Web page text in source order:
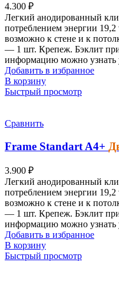
4.300 ₽
Легкий анодированный
потреблением энергии
возможно к стене и к
— 1 шт. Крепеж. Бэклит
информацию можно узнать
Добавить в избранное
В корзину
Быстрый просмотр
Сравнить
Frame Standart A4+
3.900 ₽
Легкий анодированный
потреблением энергии
возможно к стене и к
— 1 шт. Крепеж. Бэклит
информацию можно узнать
Добавить в избранное
В корзину
Быстрый просмотр